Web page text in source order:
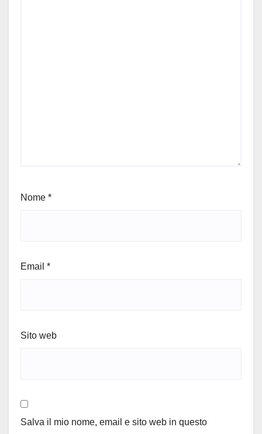
Nome *
Email *
Sito web
Salva il mio nome, email e sito web in questo